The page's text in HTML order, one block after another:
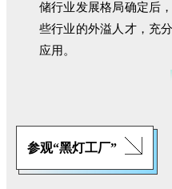
储行业发展格局确定后
些行业的外溢人才，充
应用。
参观“黑灯工厂”